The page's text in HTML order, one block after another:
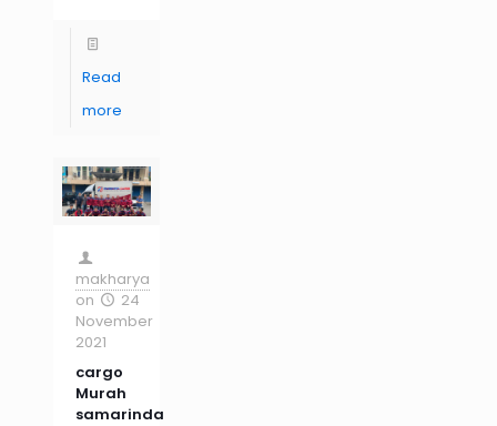
Read
more
makharya
on
24
November
2021
cargo
Murah
samarinda